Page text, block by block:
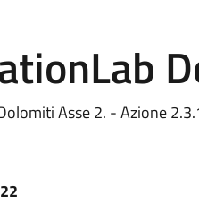
Asse 2. - Azione